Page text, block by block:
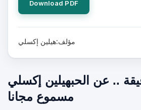
Download PDF
مؤلف:هيلين إكسلي
.. عن الحبهيلين إكسلي
مسموع مجانا